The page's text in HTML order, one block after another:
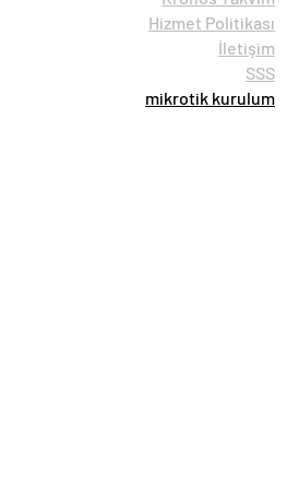
Hizmet Politikası
İletişim
SSS
mikrotik kurulum